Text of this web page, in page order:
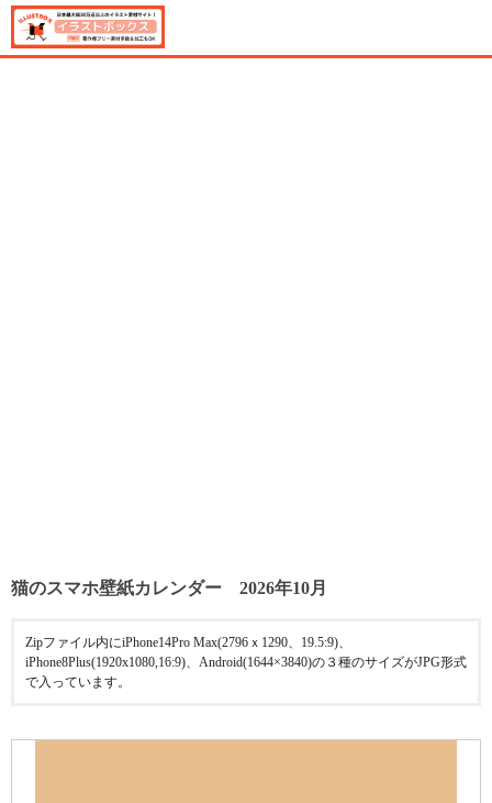
猫のスマホ壁紙カレンダー 2026年10月
Zipファイル内にiPhone14Pro Max(2796ｘ1290、19.5:9)、
iPhone8Plus(1920x1080,16:9)、Android(1644×3840)の３種のサイズがJPG形式
で入っています。